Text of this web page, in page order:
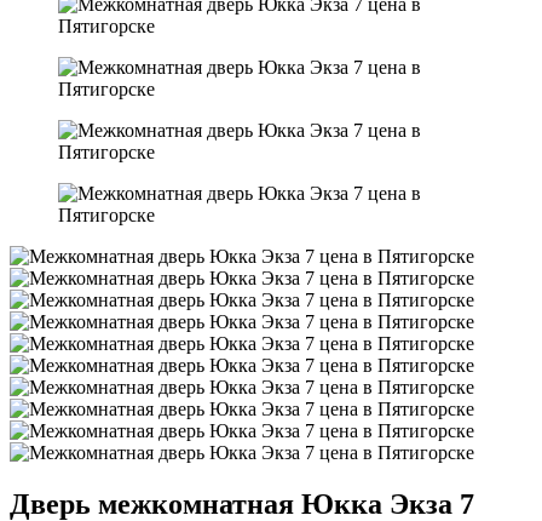
Дверь межкомнатная Юкка Экза 7